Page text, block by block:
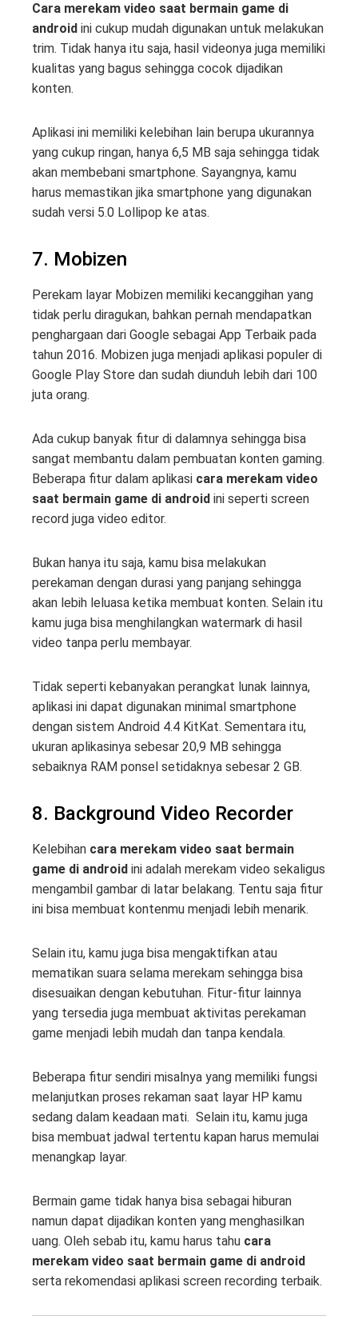
Cara merekam video saat bermain game di
android ini cukup mudah digunakan untuk melakukan
trim. Tidak hanya itu saja, hasil videonya juga memiliki
kualitas yang bagus sehingga cocok dijadikan
konten.
Aplikasi ini memiliki kelebihan lain berupa ukurannya
yang cukup ringan, hanya 6,5 MB saja sehingga tidak
akan membebani smartphone. Sayangnya, kamu
harus memastikan jika smartphone yang digunakan
sudah versi 5.0 Lollipop ke atas.
7. Mobizen
Perekam layar Mobizen memiliki kecanggihan yang
tidak perlu diragukan, bahkan pernah mendapatkan
penghargaan dari Google sebagai App Terbaik pada
tahun 2016. Mobizen juga menjadi aplikasi populer di
Google Play Store dan sudah diunduh lebih dari 100
juta orang.
Ada cukup banyak fitur di dalamnya sehingga bisa
sangat membantu dalam pembuatan konten gaming.
Beberapa fitur dalam aplikasi cara merekam video
saat bermain game di android ini seperti screen
record juga video editor.
Bukan hanya itu saja, kamu bisa melakukan
perekaman dengan durasi yang panjang sehingga
akan lebih leluasa ketika membuat konten. Selain itu
kamu juga bisa menghilangkan watermark di hasil
video tanpa perlu membayar.
Tidak seperti kebanyakan perangkat lunak lainnya,
aplikasi ini dapat digunakan minimal smartphone
dengan sistem Android 4.4 KitKat. Sementara itu,
ukuran aplikasinya sebesar 20,9 MB sehingga
sebaiknya RAM ponsel setidaknya sebesar 2 GB.
8. Background Video Recorder
Kelebihan cara merekam video saat bermain
game di android ini adalah merekam video sekaligus
mengambil gambar di latar belakang. Tentu saja fitur
ini bisa membuat kontenmu menjadi lebih menarik.
Selain itu, kamu juga bisa mengaktifkan atau
mematikan suara selama merekam sehingga bisa
disesuaikan dengan kebutuhan. Fitur-fitur lainnya
yang tersedia juga membuat aktivitas perekaman
game menjadi lebih mudah dan tanpa kendala.
Beberapa fitur sendiri misalnya yang memiliki fungsi
melanjutkan proses rekaman saat layar HP kamu
sedang dalam keadaan mati. Selain itu, kamu juga
bisa membuat jadwal tertentu kapan harus memulai
menangkap layar.
Bermain game tidak hanya bisa sebagai hiburan
namun dapat dijadikan konten yang menghasilkan
uang. Oleh sebab itu, kamu harus tahu cara
merekam video saat bermain game di android
serta rekomendasi aplikasi screen recording terbaik.